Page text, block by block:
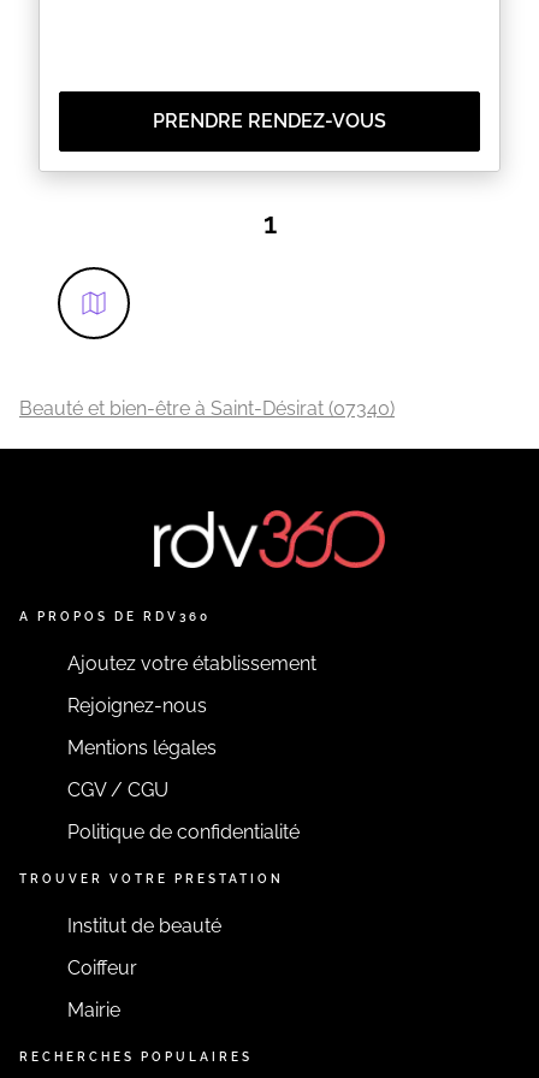
PRENDRE RENDEZ-VOUS
1
Beauté et bien-être à Saint-Désirat (07340)
A PROPOS DE RDV360
Ajoutez votre établissement
Rejoignez-nous
Mentions légales
CGV / CGU
Politique de confidentialité
TROUVER VOTRE PRESTATION
Institut de beauté
Coiffeur
Mairie
RECHERCHES POPULAIRES